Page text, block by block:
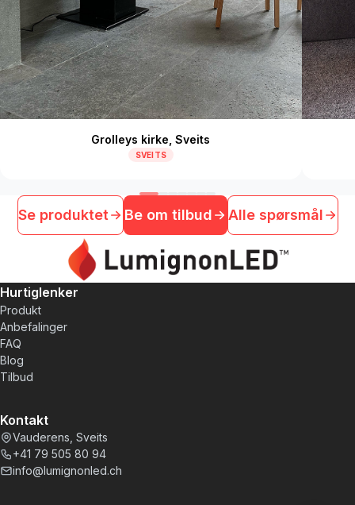
Grolleys kirke, Sveits
SVEITS
Se produktet Be om tilbud Alle spørsmål
Hurtiglenker
Produkt
Anbefalinger
FAQ
Blog
Tilbud
Kontakt
Vauderens, Sveits
+41 79 505 80 94
info@lumignonled.ch